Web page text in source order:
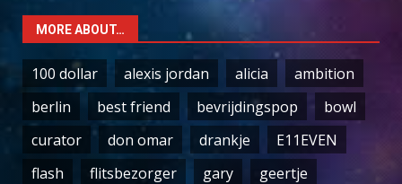
MORE ABOUT…
100 dollar alexis jordan alicia
ambition
berlin
best friend bevrijdingspop
bowl
curator
don omar drankje
E11EVEN
flash
flitsbezorger gary
geertje